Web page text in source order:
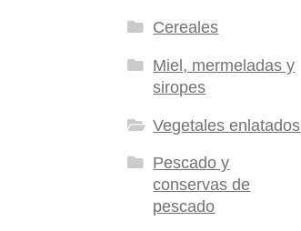
Cereales
Miel, mermeladas y
siropes
Vegetales enlatados
Pescado y
conservas de
pescado